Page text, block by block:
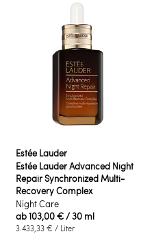
Estée Lauder
Estée Lauder Advanced Night
Repair Synchronized Multi-
Recovery Complex
Night Care
ab103,00 €/ 30 ml
3.433,33 € / Liter